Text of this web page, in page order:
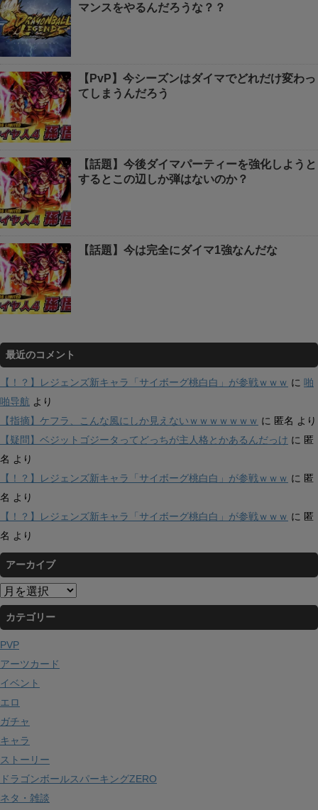
マンスをやるんだろうな？？
【PvP】今シーズンはダイマでどれだけ変わっ
てしまうんだろう
【話題】今後ダイマパーティーを強化しようと
するとこの辺しか弾はないのか？
【話題】今は完全にダイマ1強なんだな
最近のコメント
【！？】レジェンズ新キャラ「サイボーグ桃白白」が参戦ｗｗｗ に 啪
啪导航 より
【指摘】ケフラ、こんな風にしか見えないｗｗｗｗｗｗｗ に 匿名 より
【疑問】ベジットゴジータってどっちが主人格とかあるんだっけ に 匿
名 より
【！？】レジェンズ新キャラ「サイボーグ桃白白」が参戦ｗｗｗ に 匿
名 より
【！？】レジェンズ新キャラ「サイボーグ桃白白」が参戦ｗｗｗ に 匿
名 より
アーカイブ
ア
ー
カ
イ
ブ
カテゴリー
PVP
アーツカード
イベント
エロ
ガチャ
キャラ
ストーリー
ドラゴンボールスパーキングZERO
ネタ・雑談